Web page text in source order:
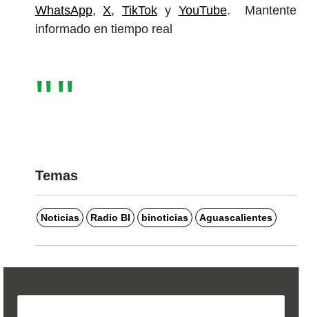
WhatsApp, X,TikTok y YouTube. Mantente
informado en tiempo real
Temas
Noticias Radio BI binoticias Aguascalientes